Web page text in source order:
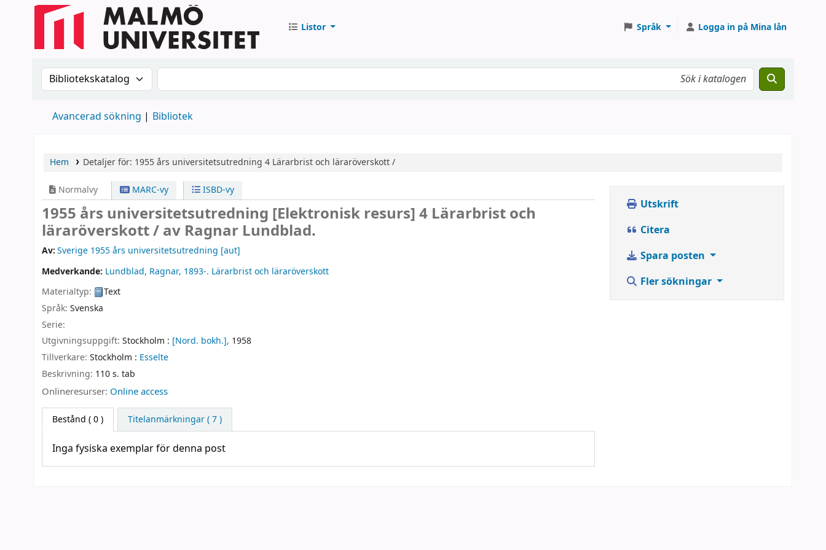
Listor Språk Logga in på Mina lån
Sök i katalogen efter:Sök i katalogen
Avancerad sökning Bibliotek
Hem Detaljer för: 1955 års universitetsutredning 4 Lärarbrist och läraröverskott /
Normalvy MARC-vy ISBD-vy
1955 års universitetsutredning [Elektronisk resurs]4 Lärarbrist och
läraröverskott /av Ragnar Lundblad.
Av:Sverige 1955 års universitetsutredning [aut]
Medverkande: Lundblad, Ragnar, 1893-. Lärarbrist och läraröverskott
Materialtyp:
Text
Språk: Svenska
Serie:
Utgivningsuppgift: Stockholm : [Nord. bokh.], 1958
Tillverkare: Stockholm : Esselte
Beskrivning: 110 s. tab
Onlineresurser: Online access
Bestånd ( 0 ) Titelanmärkningar ( 7 )
Inga fysiska exemplar för denna post
Utskrift
Citera
Spara posten
Fler sökningar